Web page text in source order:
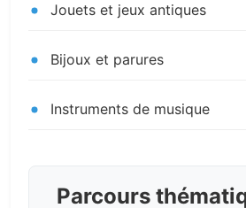
Jouets et jeux antiques
Bijoux et parures
Instruments de musique
Parcours